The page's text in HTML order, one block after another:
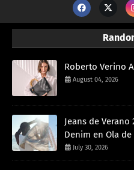
Roberto Verino
August 04, 2026
Jeans de Verano
Denim en Ola de
July 30, 2026